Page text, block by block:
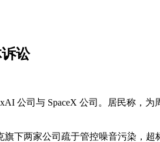
讼
公司与 SpaceX 公司。居民称，
下两家公司疏于管控噪音污染，